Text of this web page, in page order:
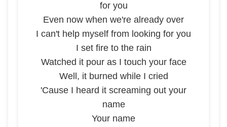
for you
Even now when we're already over
I can't help myself from looking for you
I set fire to the rain
Watched it pour as I touch your face
Well, it burned while I cried
'Cause I heard it screaming out your
name
Your name